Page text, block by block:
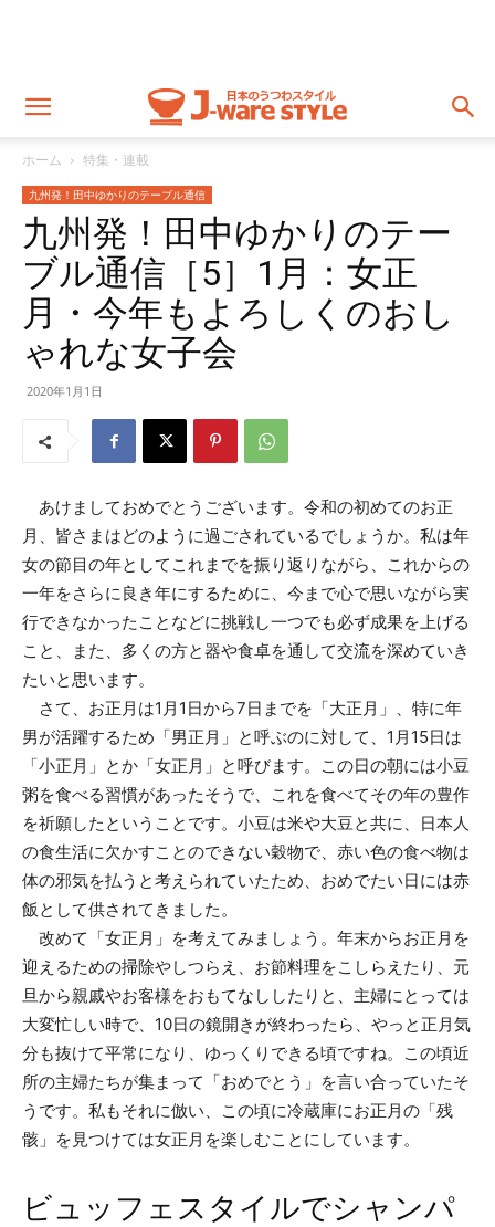
ホーム 特集・連載
九州発！田中ゆかりのテーブル通信
九州発！田中ゆかりのテー
ブル通信［5］1月：女正
月・今年もよろしくのおし
ゃれな女子会
2020年1月1日
あけましておめでとうございます。令和の初めてのお正
月、皆さまはどのように過ごされているでしょうか。私は年
女の節目の年としてこれまでを振り返りながら、これからの
一年をさらに良き年にするために、今まで心で思いながら実
行できなかったことなどに挑戦し一つでも必ず成果を上げる
こと、また、多くの方と器や食卓を通して交流を深めていき
たいと思います。
さて、お正月は1月1日から7日までを「大正月」、特に年
男が活躍するため「男正月」と呼ぶのに対して、1月15日は
「小正月」とか「女正月」と呼びます。この日の朝には小豆
粥を食べる習慣があったそうで、これを食べてその年の豊作
を祈願したということです。小豆は米や大豆と共に、日本人
の食生活に欠かすことのできない穀物で、赤い色の食べ物は
体の邪気を払うと考えられていたため、おめでたい日には赤
飯として供されてきました。
改めて「女正月」を考えてみましょう。年末からお正月を
迎えるための掃除やしつらえ、お節料理をこしらえたり、元
旦から親戚やお客様をおもてなししたりと、主婦にとっては
大変忙しい時で、10日の鏡開きが終わったら、やっと正月気
分も抜けて平常になり、ゆっくりできる頃ですね。この頃近
所の主婦たちが集まって「おめでとう」を言い合っていたそ
うです。私もそれに倣い、この頃に冷蔵庫にお正月の「残
骸」を見つけては女正月を楽しむことにしています。
ビュッフェスタイルでシャンパ